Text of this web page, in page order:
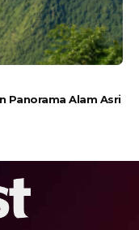
Panorama Alam Asri